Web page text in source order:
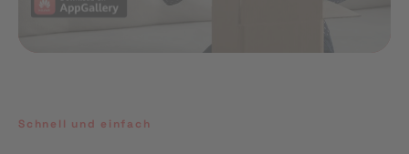
Schnell und einfach